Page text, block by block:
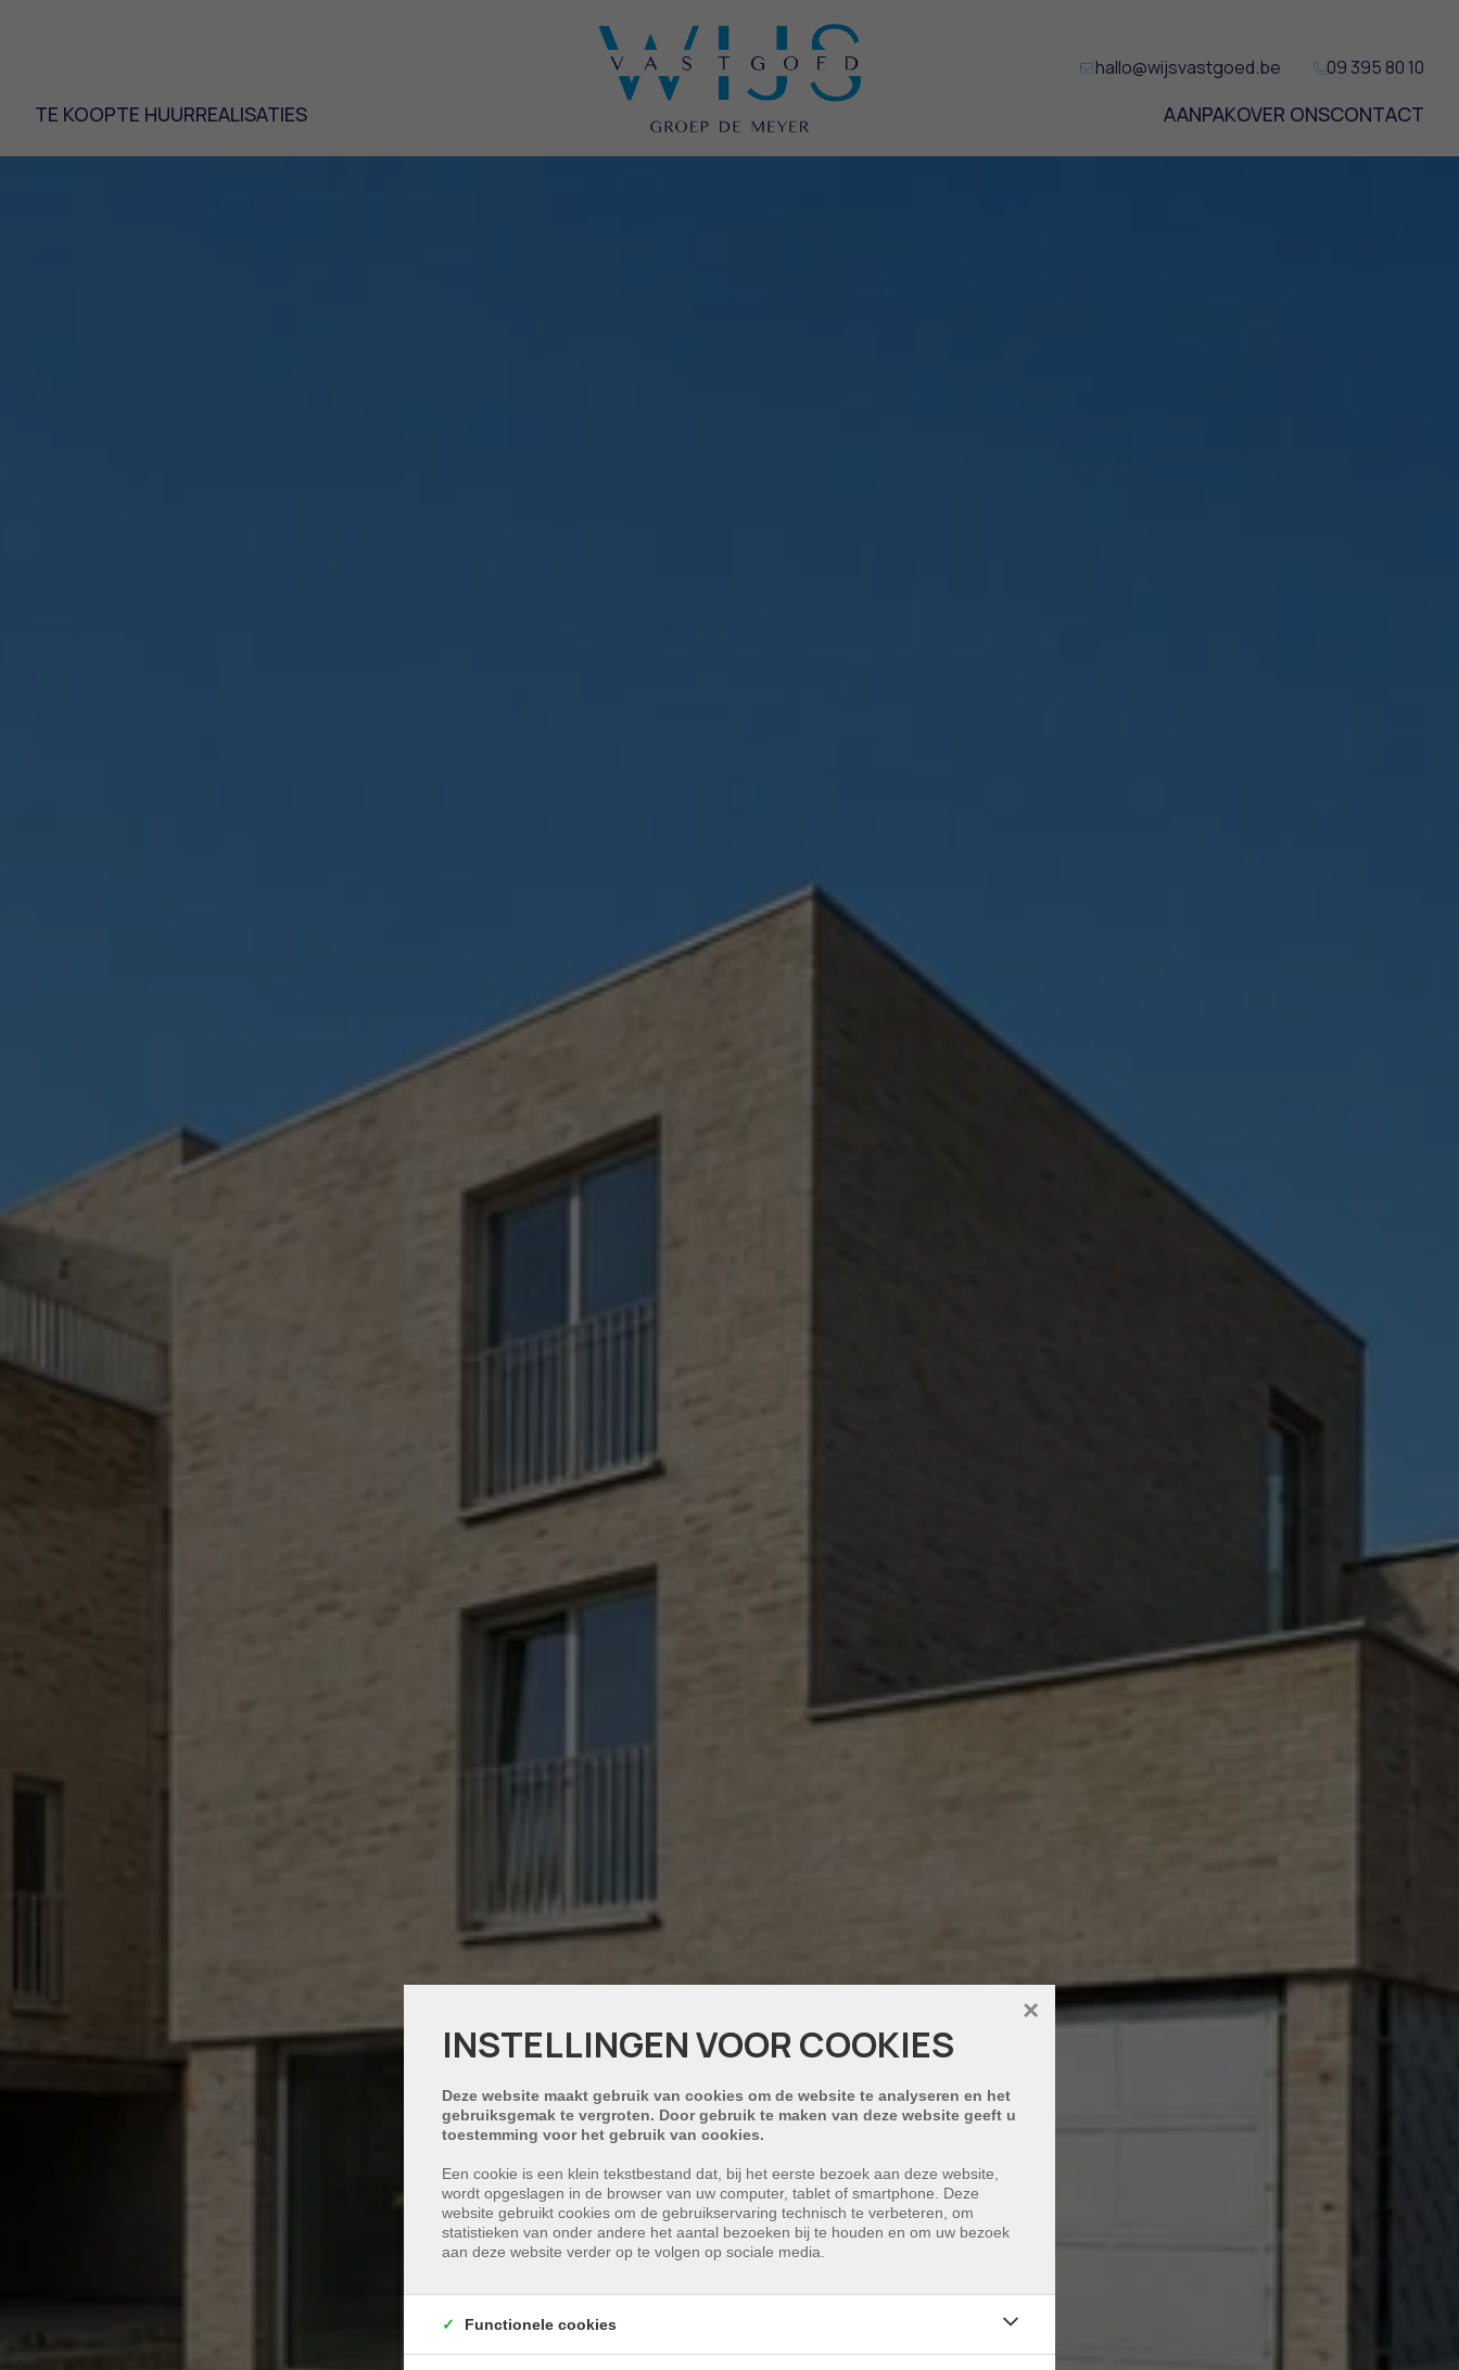
TE KOOPTE HUURREALISATIES AANPAKOVER ONSCONTACT
hallo@wijsvastgoed.be 09 395 80 10
INSTELLINGEN VOOR COOKIES
Deze website maakt gebruik van cookies om de website te analyseren en het
gebruiksgemak te vergroten. Door gebruik te maken van deze website geeft u
toestemming voor het gebruik van cookies.
Een cookie is een klein tekstbestand dat, bij het eerste bezoek aan deze website,
wordt opgeslagen in de browser van uw computer, tablet of smartphone. Deze
website gebruikt cookies om de gebruikservaring technisch te verbeteren, om
statistieken van onder andere het aantal bezoeken bij te houden en om uw bezoek
aan deze website verder op te volgen op sociale media.
×
Functionele cookies